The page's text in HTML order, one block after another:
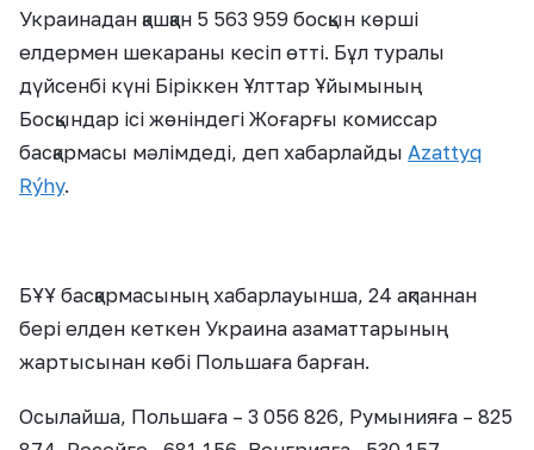
Украинадан қашқан 5 563 959 босқын көрші
елдермен шекараны кесіп өтті. Бұл туралы
дүйсенбі күні Біріккен Ұлттар Ұйымының
Босқындар ісі жөніндегі Жоғарғы комиссар
басқармасы мәлімдеді, деп хабарлайды Azattyq
Rýhy.
БҰҰ басқармасының хабарлауынша, 24 ақпаннан
бері елден кеткен Украина азаматтарының
жартысынан көбі Польшаға барған.
Осылайша, Польшаға – 3 056 826, Румынияға – 825